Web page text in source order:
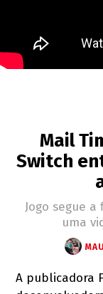
Mail
Switch
Jogo segue
uma
A publicadora